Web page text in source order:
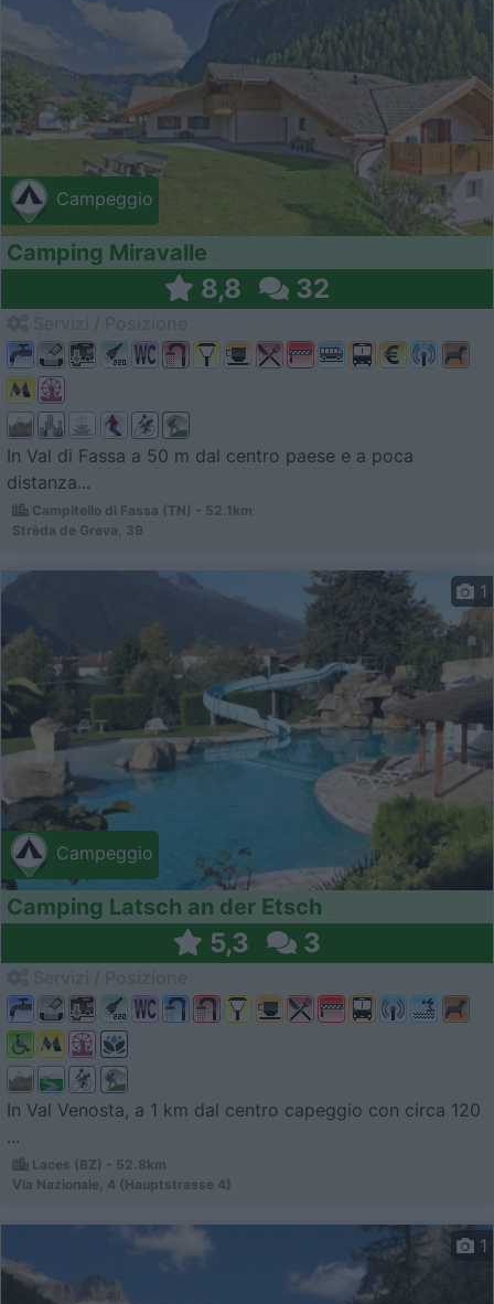
Campeggio
Camping Miravalle
8,8 32
In Val di Fassa a 50 m dal centro paese e a poca
distanza...
Campitello di Fassa (TN) - 52.1km
Strèda de Greva, 39
Campeggio
1
Camping Latsch an der Etsch
5,3 3
In Val Venosta, a 1 km dal centro capeggio con circa 120
...
Laces (BZ) - 52.8km
Via Nazionale, 4 (Hauptstrasse 4)
1